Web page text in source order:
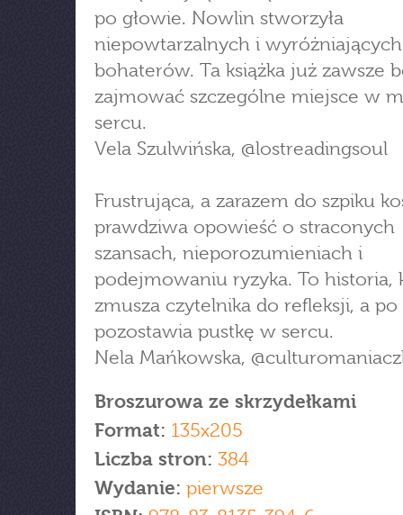
po głowie. Nowlin stworzyła
niepowtarzalnych i
bohaterów. Ta książka już zawsze
zajmować szczególne miejsce w
sercu.
Vela Szulwińska, @lostreadingsoul
Frustrująca, a zarazem do szpiku
prawdziwa opowieść o straconych
szansach, nieporozumieniach i
podejmowaniu ryzyka. To historia,
zmusza czytelnika do refleksji, a
pozostawia pustkę w sercu.
Nela Mańkowska,
Broszurowa ze skrzydełkami
Format: 135x205
Liczba stron: 384
Wydanie: pierwsze